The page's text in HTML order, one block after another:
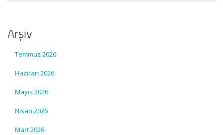
Arşiv
Temmuz 2026
Haziran 2026
Mayıs 2026
Nisan 2026
Mart 2026